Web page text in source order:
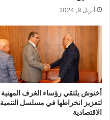
أبريل 9, 2024
أخنوش يلتقي رؤساء الغرف المهنية
لتعزيز انخراطها في مسلسل التنمية
الاقتصادية